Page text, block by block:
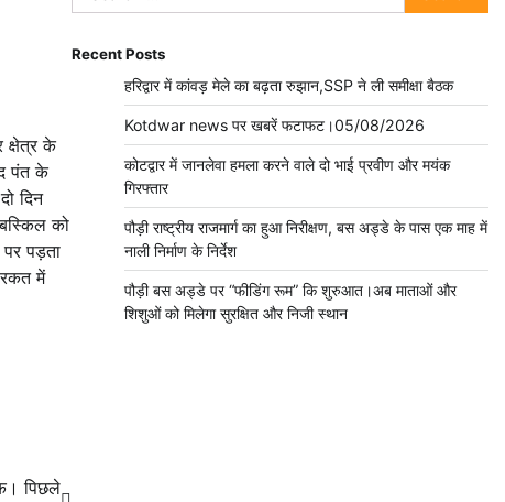
क्षेत्र के
पंत के
दिन
को
पड़ता
में
पिछले
for:
Recent Posts
हरिद्वार में कांवड़ मेले का बढ़ता रुझान,SSP ने ली समीक्षा बैठक
Kotdwar news पर खबरें फटाफट।05/08/2026
कोटद्वार में जानलेवा हमला करने वाले दो भाई प्रवीण और मयंक
गिरफ्तार
पौड़ी राष्ट्रीय राजमार्ग का हुआ निरीक्षण, बस अड्डे के पास एक माह में
नाली निर्माण के निर्देश
पौड़ी बस अड्डे पर “फीडिंग रूम” कि शुरुआत।अब माताओं और
शिशुओं को मिलेगा सुरक्षित और निजी स्थान